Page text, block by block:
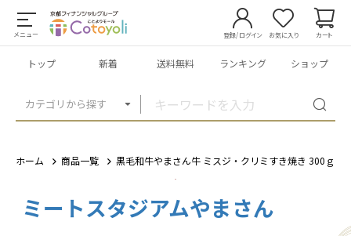
メニュー
カテゴリから探す
登録/ログイン お気に入り カート
トップ 新着 送料無料 ランキング ショップ
ホーム 商品一覧 黒毛和牛やまさん牛 ミスジ・クリミすき焼き 300ｇ
ミートスタジアムやまさん